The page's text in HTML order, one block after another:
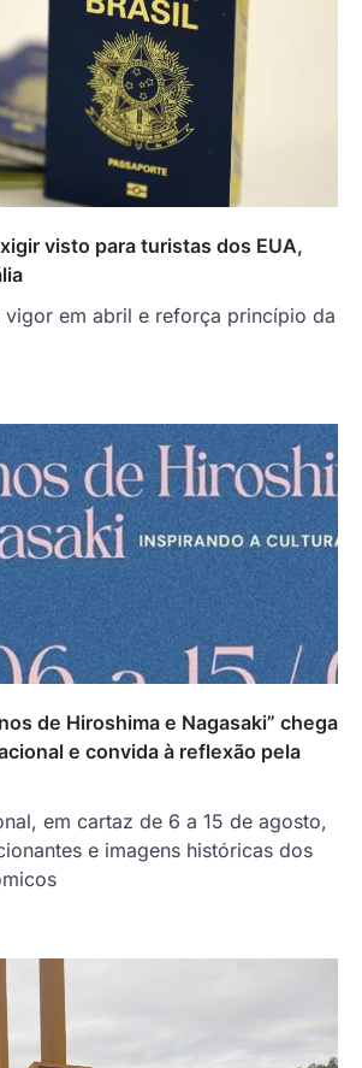
visto para turistas dos EUA,
vigor em abril e reforça princípio da
de Hiroshima e Nagasaki” chega
e convida à reflexão pela
em cartaz de 6 a 15 de agosto,
e imagens históricas dos